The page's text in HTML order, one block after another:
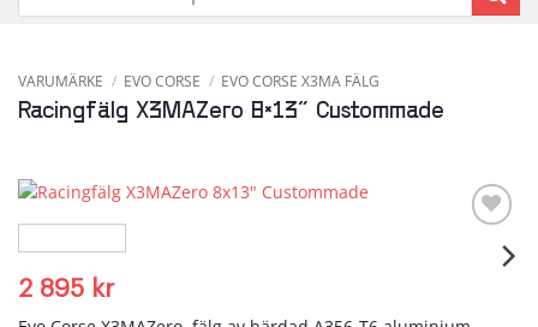
Add to
wishlist
VARUMÄRKE / EVO CORSE / EVO CORSE X3MA FÄLG
Racingfälg X3MAZero 8×13″ Custommade
2 895 kr